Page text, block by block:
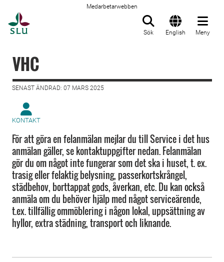
Medarbetarwebben
Sök English Meny
VHC
SENAST ÄNDRAD: 07 MARS 2025
KONTAKT
För att göra en felanmälan mejlar du till Service i det hus
anmälan gäller, se kontaktuppgifter nedan. Felanmälan
gör du om något inte fungerar som det ska i huset, t. ex.
trasig eller felaktig belysning, passerkortskrångel,
städbehov, borttappat gods, åverkan, etc. Du kan också
anmäla om du behöver hjälp med något serviceärende,
t.ex. tillfällig ommöblering i någon lokal, uppsättning av
hyllor, extra städning, transport och liknande.